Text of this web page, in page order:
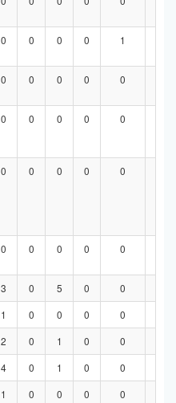
0 0 0 0 1
0 0 0 0 0
0 0 0 0 0
0 0 0 0 0
0 0 0 0 0
3 0 5 0 0
1 0 0 0 0
2 0 1 0 0
4 0 1 0 0
1 0 0 0 0